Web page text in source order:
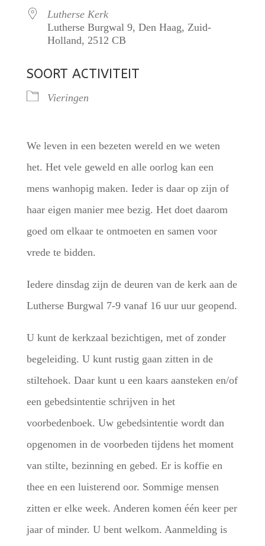
Lutherse Kerk
Lutherse Burgwal 9, Den Haag, Zuid-
Holland, 2512 CB
SOORT ACTIVITEIT
Vieringen
We leven in een bezeten wereld en we weten
het. Het vele geweld en alle oorlog kan een
mens wanhopig maken. Ieder is daar op zijn of
haar eigen manier mee bezig. Het doet daarom
goed om elkaar te ontmoeten en samen voor
vrede te bidden.
Iedere dinsdag zijn de deuren van de kerk aan de
Lutherse Burgwal 7-9 vanaf 16 uur uur geopend.
U kunt de kerkzaal bezichtigen, met of zonder
begeleiding. U kunt rustig gaan zitten in de
stiltehoek. Daar kunt u een kaars aansteken en/of
een gebedsintentie schrijven in het
voorbedenboek. Uw gebedsintentie wordt dan
opgenomen in de voorbeden tijdens het moment
van stilte, bezinning en gebed. Er is koffie en
thee en een luisterend oor. Sommige mensen
zitten er elke week. Anderen komen één keer per
jaar of minder. U bent welkom. Aanmelding is